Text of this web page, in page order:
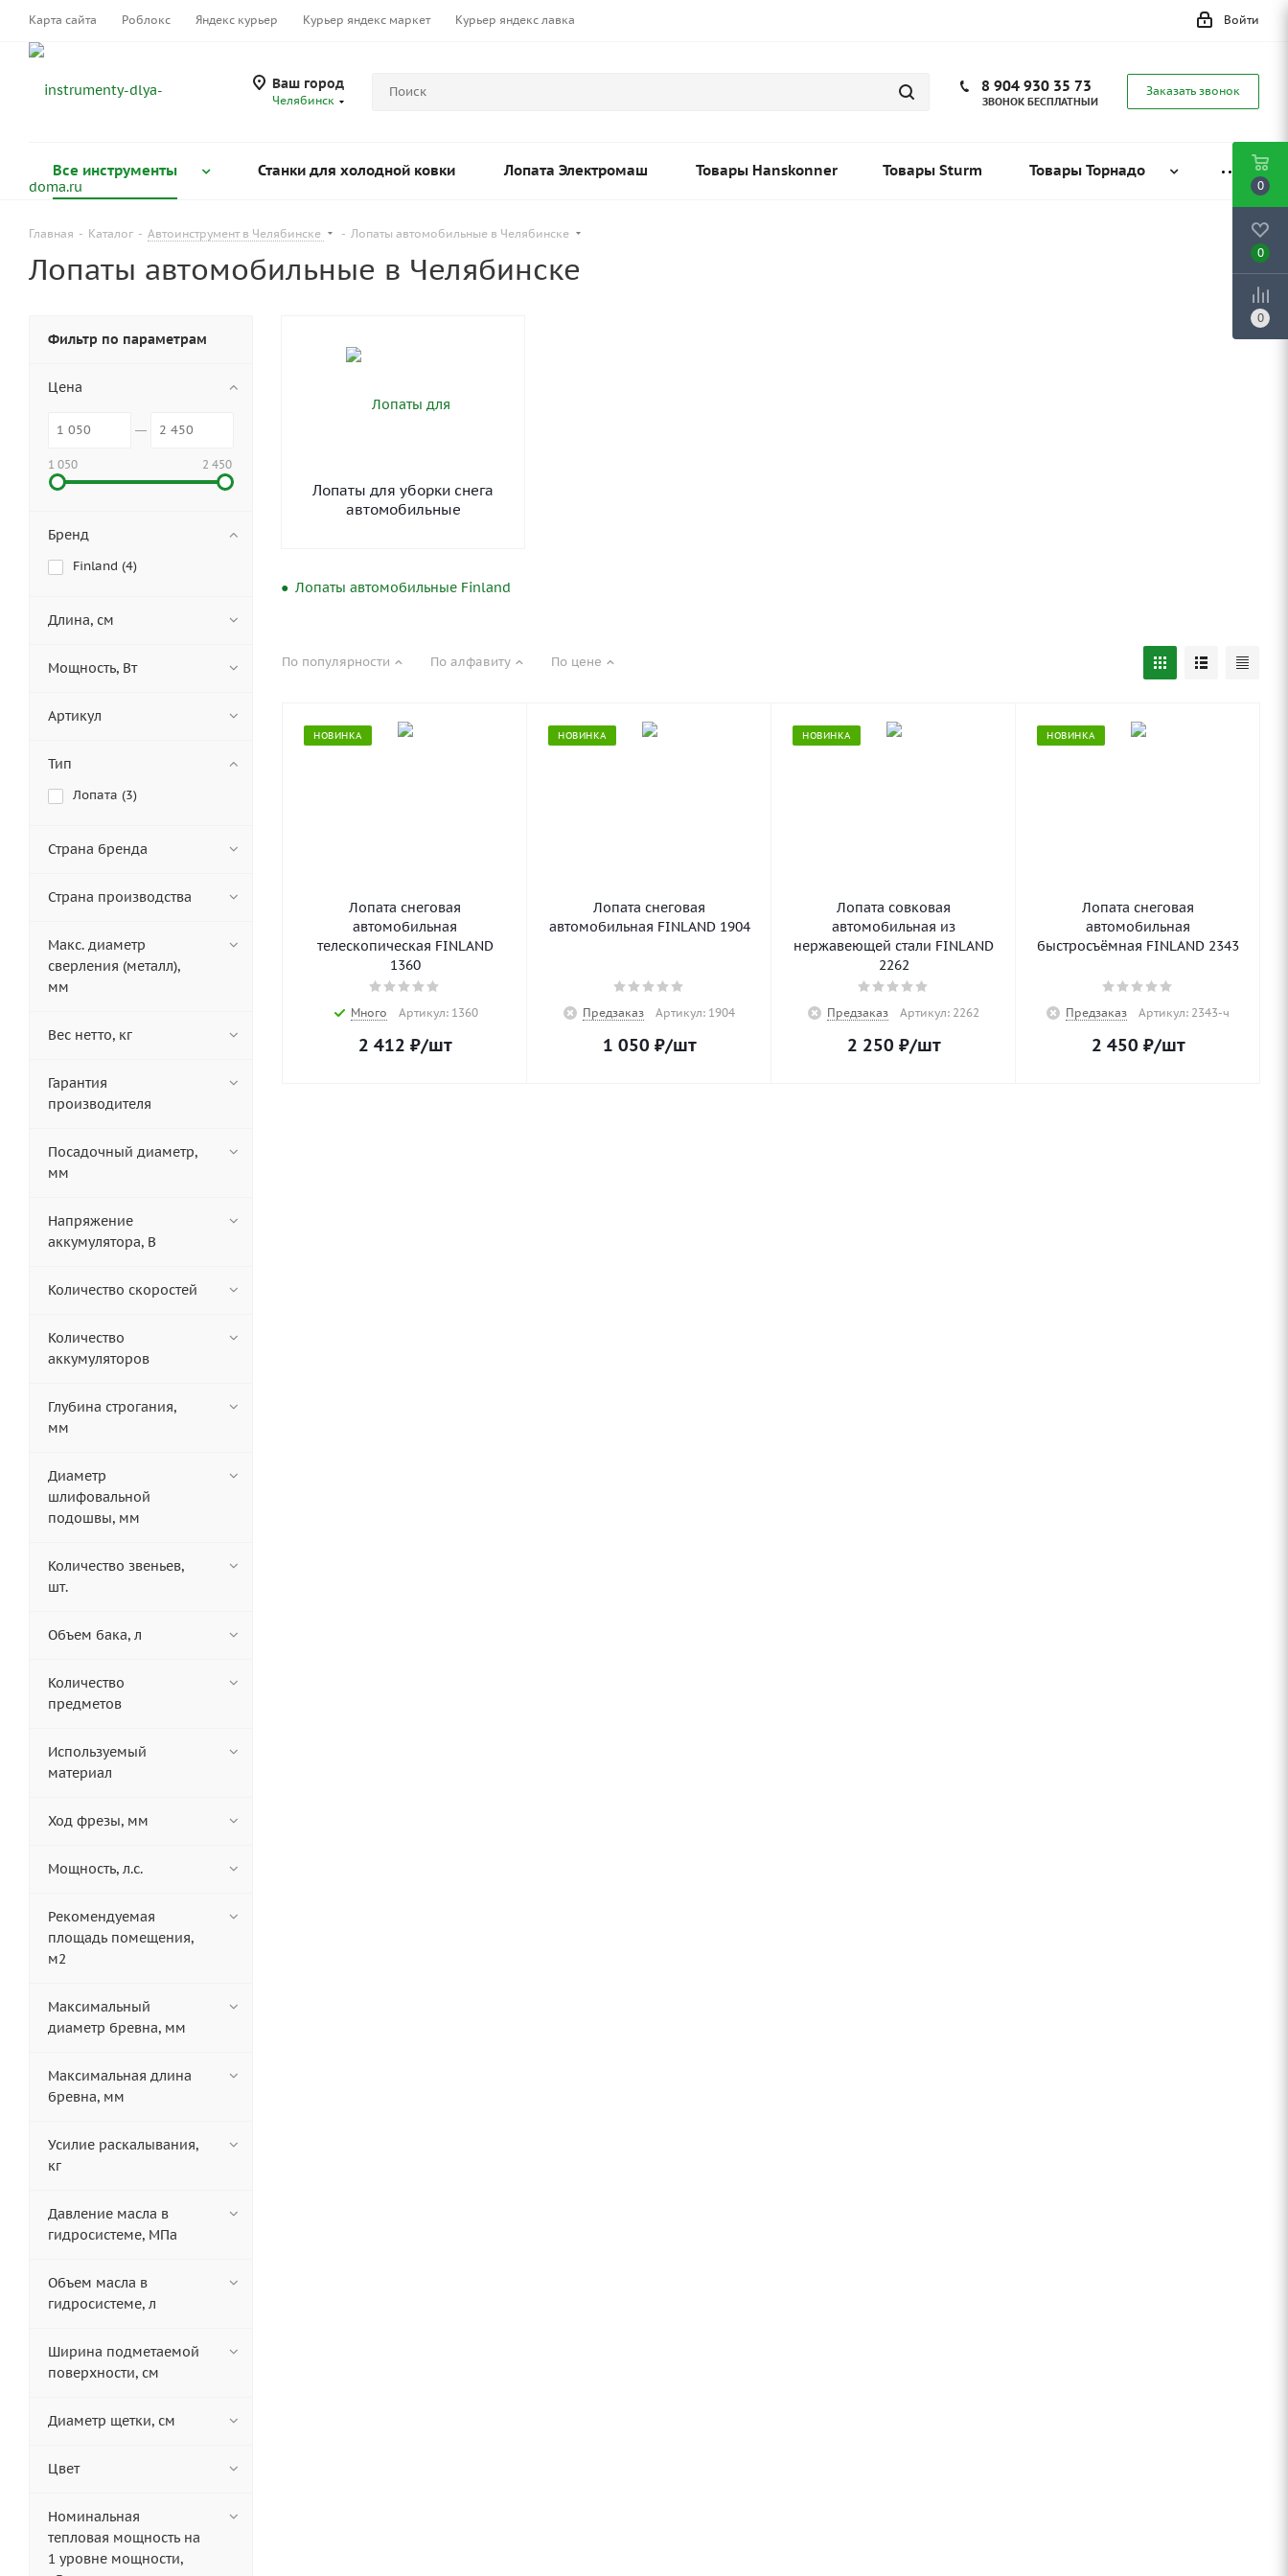
Карта сайта Роблокс Яндекс курьер Курьер яндекс маркет Курьер яндекс лавка Войти
Ваш город
Челябинск
8 904 930 35 73
ЗВОНОК БЕСПЛАТНЫЙ
Заказать звонок
Все инструменты Станки для холодной ковки Лопата Электромаш Товары Hanskonner Товары Sturm Товары Торнадо
Главная - Каталог - Автоинструмент в Челябинске - Лопаты автомобильные в Челябинске
Лопаты автомобильные в Челябинске
Лопаты для уборки снега
автомобильные
Лопаты автомобильные Finland
По популярности По алфавиту По цене
НОВИНКА
Лопата снеговая
автомобильная
телескопическая FINLAND
1360
Много Артикул: 1360
2 412 ₽/шт
НОВИНКА
Лопата снеговая
автомобильная FINLAND 1904
Предзаказ Артикул: 1904
1 050 ₽/шт
НОВИНКА
Лопата совковая
автомобильная из
нержавеющей стали FINLAND
2262
Предзаказ Артикул: 2262
2 250 ₽/шт
НОВИНКА
Лопата снеговая
автомобильная
быстросъёмная FINLAND 2343
Предзаказ Артикул: 2343-ч
2 450 ₽/шт
Фильтр по параметрам
Цена
1 050 2 450
Бренд
Finland (4)
Длина, см
Мощность, Вт
Артикул
Тип
Лопата (3)
Страна бренда
Страна производства
Макс. диаметр
сверления (металл),
мм
Вес нетто, кг
Гарантия
производителя
Посадочный диаметр,
мм
Напряжение
аккумулятора, В
Количество скоростей
Количество
аккумуляторов
Глубина строгания,
мм
Диаметр
шлифовальной
подошвы, мм
Количество звеньев,
шт.
Объем бака, л
Количество
предметов
Используемый
материал
Ход фрезы, мм
Мощность, л.с.
Рекомендуемая
площадь помещения,
м2
Максимальный
диаметр бревна, мм
Максимальная длина
бревна, мм
Усилие раскалывания,
кг
Давление масла в
гидросистеме, МПа
Объем масла в
гидросистеме, л
Ширина подметаемой
поверхности, см
Диаметр щетки, см
Цвет
Номинальная
тепловая мощность на
1 уровне мощности,
0
0
0